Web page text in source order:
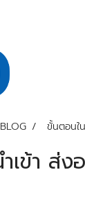
BLOG ขั้นตอนใ
เข้า ส่ง